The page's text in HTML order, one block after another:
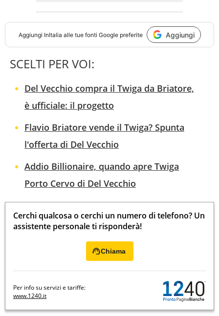
Aggiungi InItalia alle tue fonti Google preferite Aggiungi
SCELTI PER VOI:
Del Vecchio compra il Twiga da Briatore,
è ufficiale: il progetto
Flavio Briatore vende il Twiga? Spunta
l'offerta di Del Vecchio
Addio Billionaire, quando apre Twiga
Porto Cervo di Del Vecchio
Cerchi qualcosa o cerchi un numero di telefono? Un
assistente personale ti risponderà!
Chiama
Per info su servizi e tariffe:
www.1240.it